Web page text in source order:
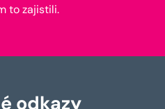
to zajistili.
odkazy